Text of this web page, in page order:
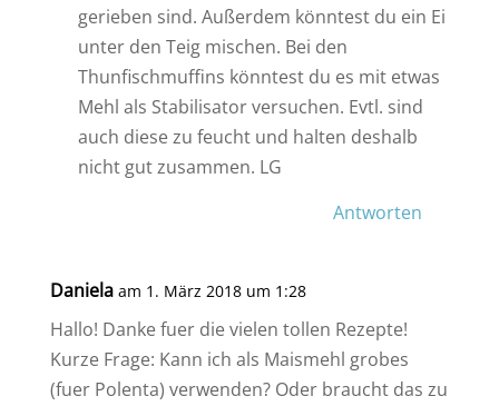
gerieben sind. Außerdem könntest du ein Ei
unter den Teig mischen. Bei den
Thunfischmuffins könntest du es mit etwas
Mehl als Stabilisator versuchen. Evtl. sind
auch diese zu feucht und halten deshalb
nicht gut zusammen. LG
Antworten
Daniela am 1. März 2018 um 1:28
Hallo! Danke fuer die vielen tollen Rezepte!
Kurze Frage: Kann ich als Maismehl grobes
(fuer Polenta) verwenden? Oder braucht das zu